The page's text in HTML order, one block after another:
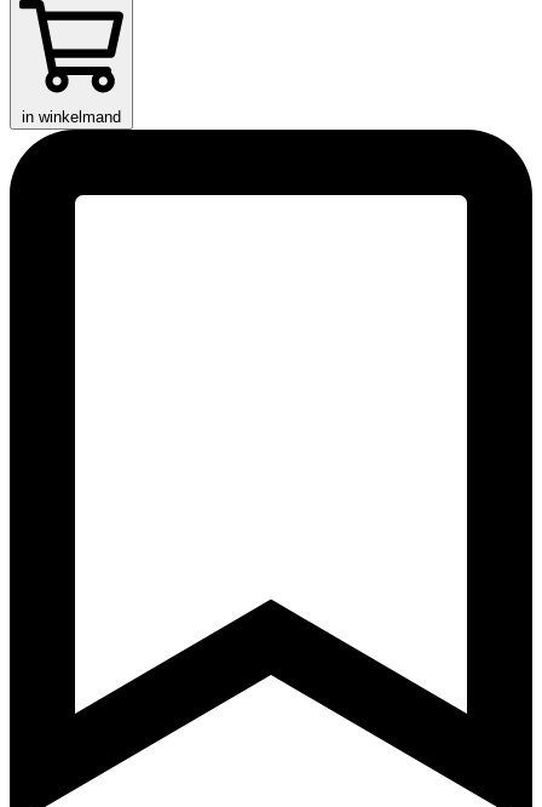
in winkelmand